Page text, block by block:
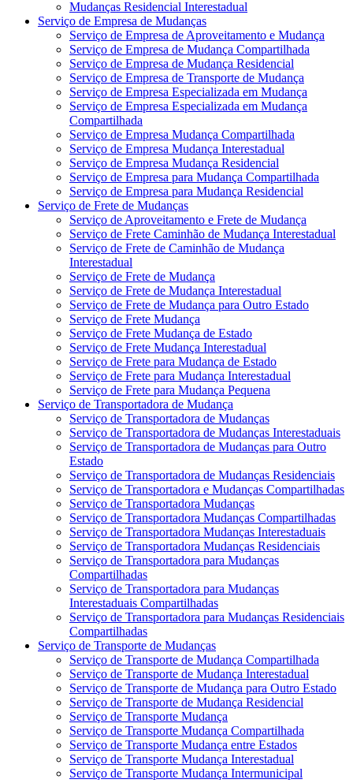
Mudanças Residencial Interestadual
Serviço de Empresa de Mudanças
Serviço de Empresa de Aproveitamento e Mudança
Serviço de Empresa de Mudança Compartilhada
Serviço de Empresa de Mudança Residencial
Serviço de Empresa de Transporte de Mudança
Serviço de Empresa Especializada em Mudança
Serviço de Empresa Especializada em Mudança
Compartilhada
Serviço de Empresa Mudança Compartilhada
Serviço de Empresa Mudança Interestadual
Serviço de Empresa Mudança Residencial
Serviço de Empresa para Mudança Compartilhada
Serviço de Empresa para Mudança Residencial
Serviço de Frete de Mudanças
Serviço de Aproveitamento e Frete de Mudança
Serviço de Frete Caminhão de Mudança Interestadual
Serviço de Frete de Caminhão de Mudança
Interestadual
Serviço de Frete de Mudança
Serviço de Frete de Mudança Interestadual
Serviço de Frete de Mudança para Outro Estado
Serviço de Frete Mudança
Serviço de Frete Mudança de Estado
Serviço de Frete Mudança Interestadual
Serviço de Frete para Mudança de Estado
Serviço de Frete para Mudança Interestadual
Serviço de Frete para Mudança Pequena
Serviço de Transportadora de Mudança
Serviço de Transportadora de Mudanças
Serviço de Transportadora de Mudanças Interestaduais
Serviço de Transportadora de Mudanças para Outro
Estado
Serviço de Transportadora de Mudanças Residenciais
Serviço de Transportadora e Mudanças Compartilhadas
Serviço de Transportadora Mudanças
Serviço de Transportadora Mudanças Compartilhadas
Serviço de Transportadora Mudanças Interestaduais
Serviço de Transportadora Mudanças Residenciais
Serviço de Transportadora para Mudanças
Compartilhadas
Serviço de Transportadora para Mudanças
Interestaduais Compartilhadas
Serviço de Transportadora para Mudanças Residenciais
Compartilhadas
Serviço de Transporte de Mudanças
Serviço de Transporte de Mudança Compartilhada
Serviço de Transporte de Mudança Interestadual
Serviço de Transporte de Mudança para Outro Estado
Serviço de Transporte de Mudança Residencial
Serviço de Transporte Mudança
Serviço de Transporte Mudança Compartilhada
Serviço de Transporte Mudança entre Estados
Serviço de Transporte Mudança Interestadual
Serviço de Transporte Mudança Intermunicipal